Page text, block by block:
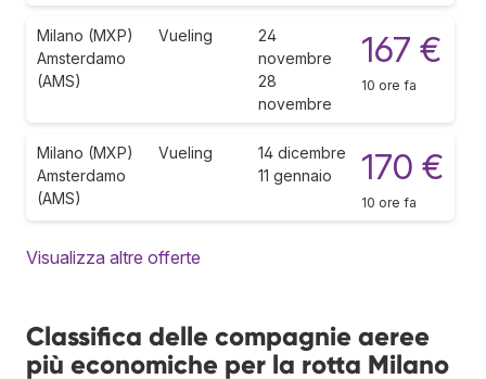
Milano (MXP)
Amsterdamo
(AMS)
Vueling
24
novembre
28
novembre
167 €
10 ore fa
Milano (MXP)
Amsterdamo
(AMS)
Vueling
14 dicembre
11 gennaio
170 €
10 ore fa
Visualizza altre offerte
Classifica delle compagnie aeree
più economiche per la rotta Milano